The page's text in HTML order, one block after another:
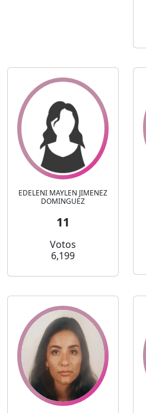
EDELENI MAYLEN JIMENEZ
DOMINGUEZ
11
Votos
6,199